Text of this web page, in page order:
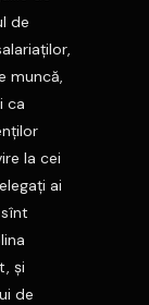
de
muncă,
ca
la cei
ai
şi
de